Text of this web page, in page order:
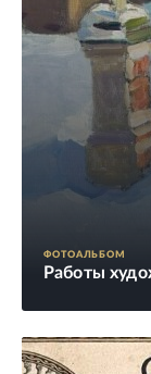
ФОТОАЛЬБОМ
Работы